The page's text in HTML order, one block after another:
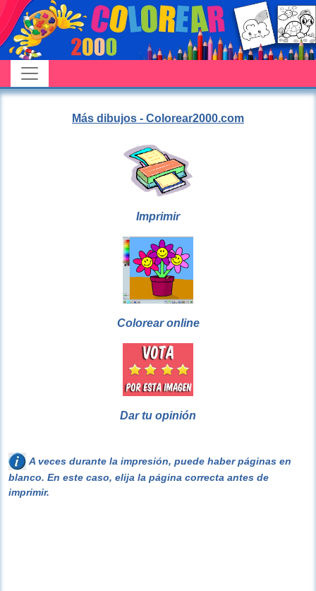
Más dibujos - Colorear2000.com
Imprimir
Colorear online
Dar tu opinión
A veces durante la impresión, puede haber páginas en
blanco. En este caso, elija la página correcta antes de
imprimir.